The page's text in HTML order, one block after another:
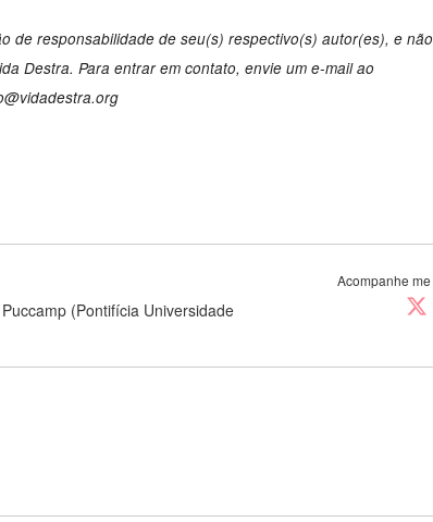
de responsabilidade de seu(s) respectivo(s) autor(es), e não
Destra. Para entrar em contato, envie um e-mail ao
Acompanhe me
(Pontifícia Universidade